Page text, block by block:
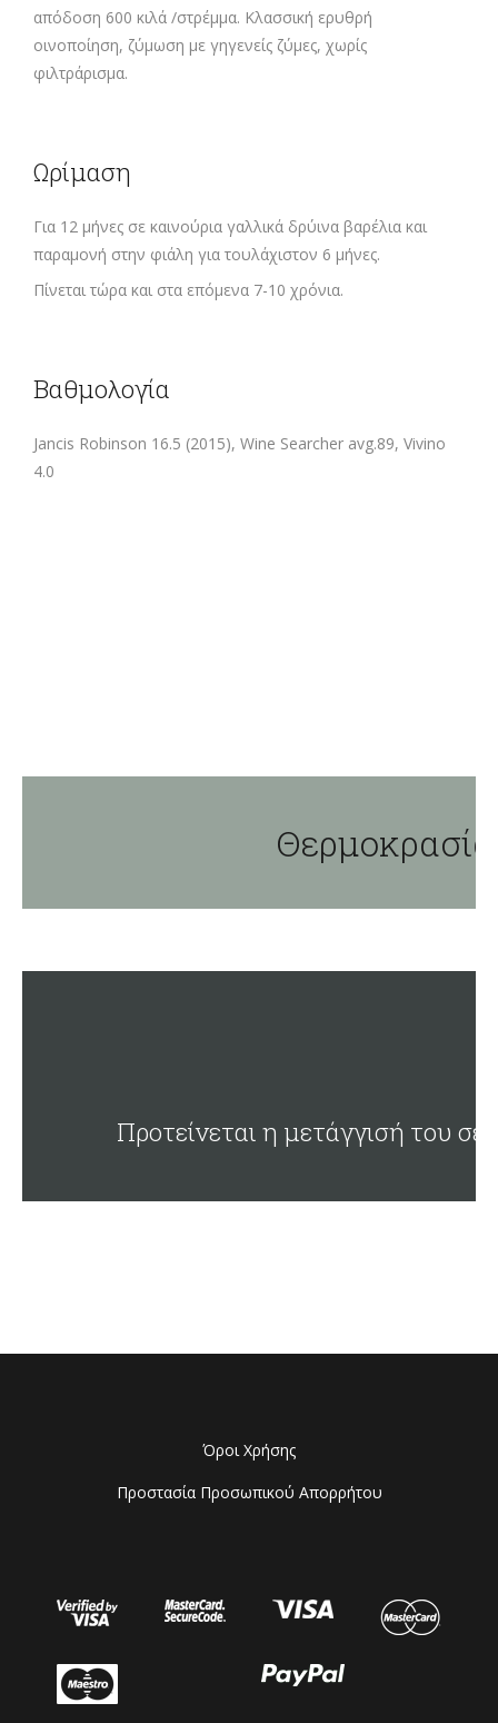
απόδοση 600 κιλά /στρέμμα. Κλασσική ερυθρή
οινοποίηση, ζύμωση με γηγενείς ζύμες, χωρίς
φιλτράρισμα.
Ωρίμαση
Για 12 μήνες σε καινούρια γαλλικά δρύινα βαρέλια και
παραμονή στην φιάλη για τουλάχιστον 6 μήνες.
Πίνεται τώρα και στα επόμενα 7-10 χρόνια.
Βαθμολογία
Jancis Robinson 16.5 (2015), Wine Searcher avg.89, Vivino
4.0
Θερμοκρασία
Προτείνεται η μετάγγισή του
Όροι Χρήσης
Προστασία Προσωπικού Απορρήτου